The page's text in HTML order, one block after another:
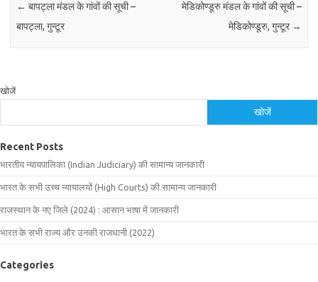
← बापट्ला मंडल के गांवों की सूची –
बापट्ला, गुन्टूर
मेडिकोण्डूरु मंडल के गांवों की सूची –
मेडिकोण्डूरु, गुन्टूर →
खोजें
खोजें
Recent Posts
भारतीय न्यायपालिका (Indian Judiciary) की सामान्य जानकारी
भारत के सभी उच्च न्यायालयों (High Courts) की सामान्य जानकारी
राजस्थान के नए जिले (2024) : आसान भाषा में जानकारी
भारत के सभी राज्य और उनकी राजधानी (2022)
Categories